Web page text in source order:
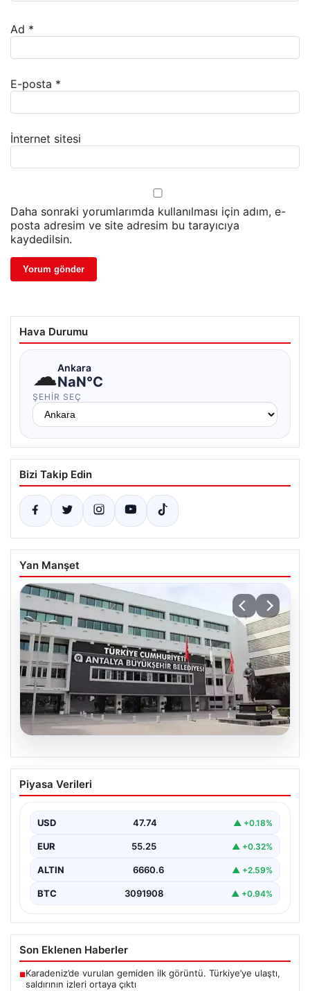
Ad *
E-posta *
İnternet sitesi
Daha sonraki yorumlarımda kullanılması için adım, e-
posta adresim ve site adresim bu tarayıcıya
kaydedilsin.
Hava Durumu
☁Ankara
NaN°C
ŞEHIR SEÇ
Bizi Takip Edin
Yan Manşet
06.08.2026
Antalya’daki yolsuzluk soruşturmasında
iki yeni gözaltı
Piyasa Verileri
USD 47.74 ▲ +0.18%
EUR 55.25 ▲ +0.32%
ALTIN 6660.6 ▲ +2.59%
BTC 3091908 ▲ +0.94%
Son Eklenen Haberler
■Karadeniz’de vurulan gemiden ilk görüntü. Türkiye’ye ulaştı,
saldırının izleri ortaya çıktı